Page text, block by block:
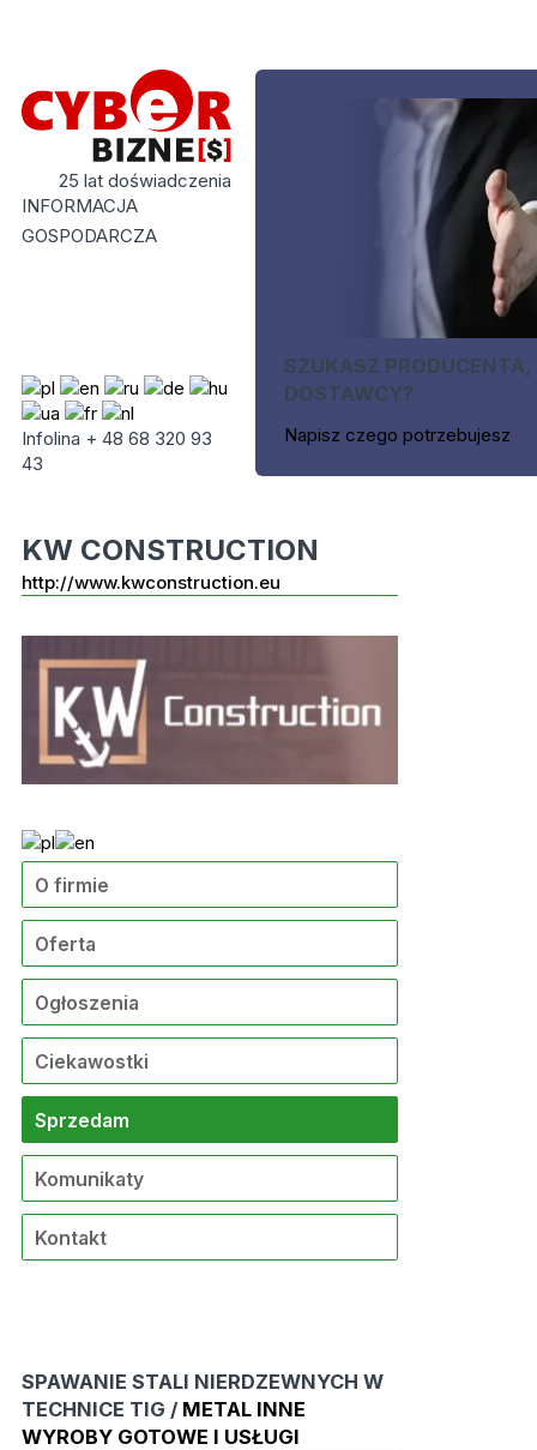
25 lat doświadczenia
INFORMACJA
GOSPODARCZA
Infolina + 48 68 320 93
43
SZUKASZ PRODUCENTA,
DOSTAWCY?
Napisz czego potrzebujesz
KW CONSTRUCTION
http://www.kwconstruction.eu
O firmie
Oferta
Ogłoszenia
Ciekawostki
Sprzedam
Komunikaty
Kontakt
SPAWANIE STALI NIERDZEWNYCH W
TECHNICE TIG / METAL INNE
WYROBY GOTOWE I USŁUGI